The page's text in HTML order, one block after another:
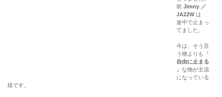
前Jimny ／
JA22Wは
途中で止まっ
てました。
今は、そう言
う物よりも『
自由に止まる
』な物が主流
になっている
様です。